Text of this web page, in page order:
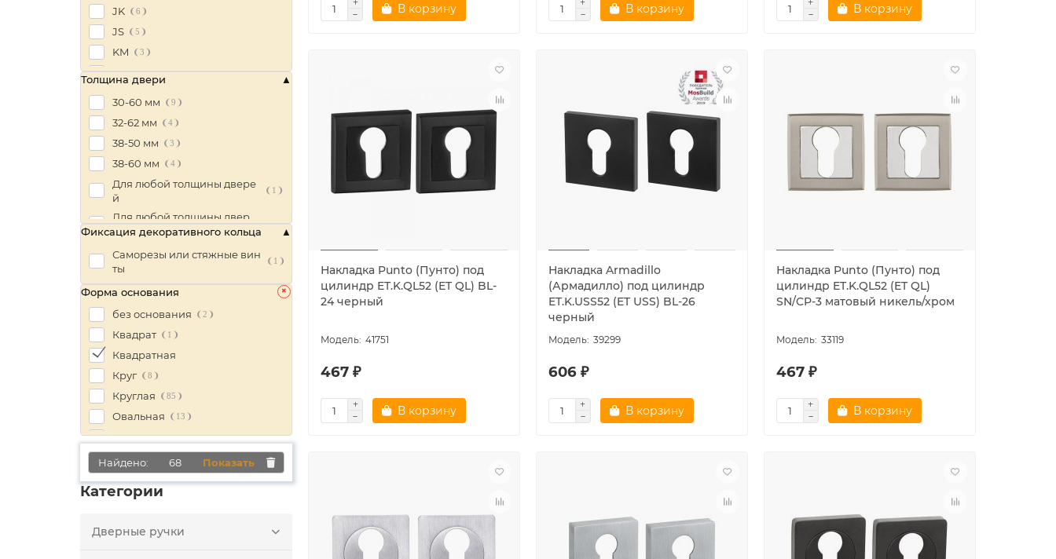
JK 6
JS 5
KM 3
QL 5
YUMMY
ZL 3
ZQ 3
Толщина двери
30-60 мм
9
32-62 мм 4
38-50 мм 3
38-60 мм 4
Для любой толщины двере
й
1
Для любой толщины двер
и
15
от 30 мм
от 35 мм
Фиксация декоративного кольца
Саморезы или стяжные вин
ты
1
Форма основания
без основания
2
Квадрат 1
Квадратная
Круг
8
Круглая 85
Овальная 13
Прямоугольная 8
Найдено: 68 Показать
Категории
Дверные ручки
В корзину В корзину В корзину
Накладка Punto (Пунто) под
цилиндр ET.K.QL52 (ET QL) BL-
24 черный
41751
467 ₽
В корзину
Накладка Armadillo
(Армадилло) под цилиндр
ET.K.USS52 (ET USS) BL-26
черный
39299
606 ₽
В корзину
Накладка Punto (Пунто) под
цилиндр ET.K.QL52 (ET QL)
SN/CP-3 матовый никель/хром
33119
467 ₽
В корзину